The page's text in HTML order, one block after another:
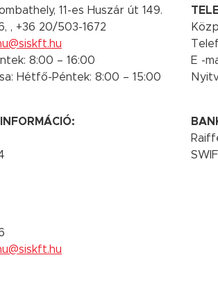
11-es Huszár út 149.
, +36 20/503-1672
8:00 – 16:00
Hétfő-Péntek: 8:00 – 15:00
E -